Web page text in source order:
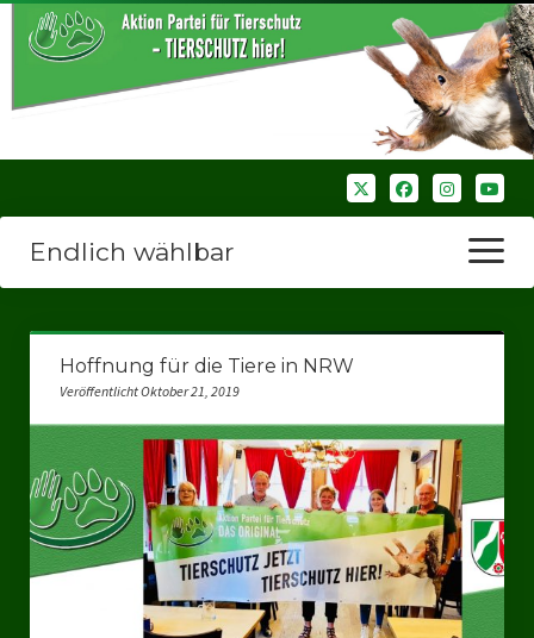
Endlich wählbar
Menü
öffnen
Wir über uns
Unsere Verbände
Bezirksverbände
Bezirksverband Ruhrparlamenrt
Bezirksverband Mettmann
Kreisverbände
Hoffnung für die Tiere in NRW
Veröffentlicht Oktober 21, 2019